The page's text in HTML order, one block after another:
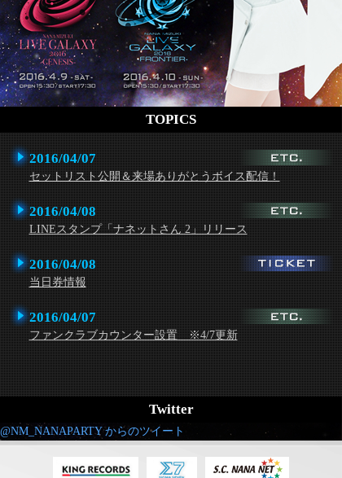
TOPICS
2016/04/07
セットリスト公開＆来場ありがとうボイス配信！
2016/04/08
LINEスタンプ「ナネットさん 2」リリース
2016/04/08
当日券情報
2016/04/07
ファンクラブカウンター設置 ※4/7更新
Twitter
@NM_NANAPARTY からのツイート